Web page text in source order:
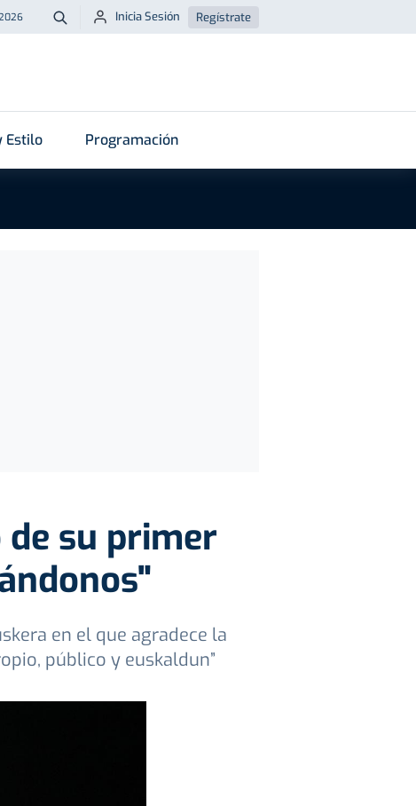
Buscar
Inicia Sesión Regístrate
Estilo Programación
su primer
en el que agradece la
público y euskaldun”